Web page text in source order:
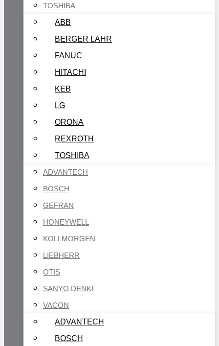
TOSHIBA
ABB
BERGER LAHR
FANUC
HITACHI
KEB
LG
ORONA
REXROTH
TOSHIBA
ADVANTECH
BOSCH
GEFRAN
HONEYWELL
KOLLMORGEN
LIEBHERR
OTIS
SANYO DENKI
VACON
ADVANTECH
BOSCH